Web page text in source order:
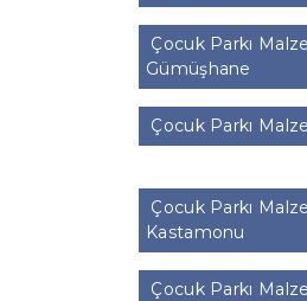
Çocuk Parkı
Gümüşhane
Çocuk Parkı
Çocuk Parkı
Kastamonu
Çocuk Parkı